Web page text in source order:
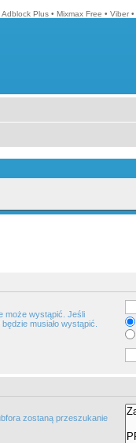
Adblock Plus • Mixmax Free • Viber •
może wystąpić. Jeśli
musiało wystąpić.
zostaną przeszukanie